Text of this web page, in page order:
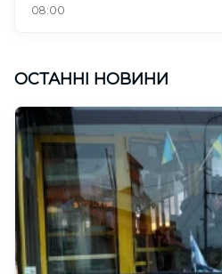
08:00
ОСТАННІ НОВИНИ